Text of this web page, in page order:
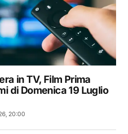
in TV, Film Prima
di Domenica 19 Luglio
20:00